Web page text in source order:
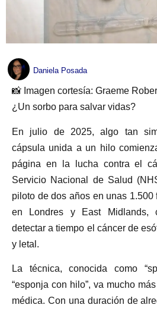
Daniela Posada
📸 Imagen cortesía: Graeme
¿Un sorbo para salvar vidas?
En julio de 2025, algo tan
cápsula unida a un hilo
página en la lucha contra el
Servicio Nacional de Salud
piloto de dos años en unas 1.500
en Londres y East Midlands,
detectar a tiempo el cáncer de
y letal.
La técnica, conocida como
“esponja con hilo”, va mucho
médica. Con una duración de